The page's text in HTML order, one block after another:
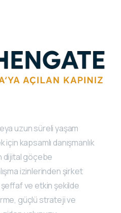
uzun süreli yaşam
kapsamlı danışmanlık
dijital göçebe
izinlerinden şirket
ve etkin şekilde
güçlü strateji ve